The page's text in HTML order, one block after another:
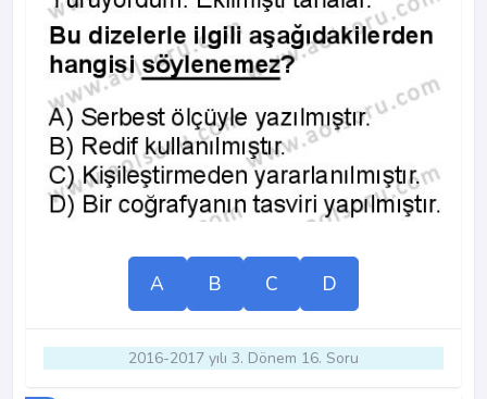
A B C D
2016-2017 yılı 3. Dönem 16. Soru